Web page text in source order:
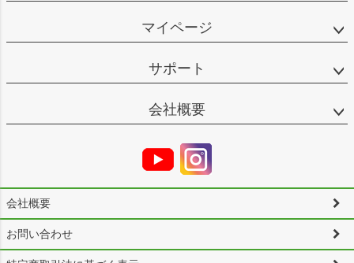
マイページ
サポート
会社概要
会社概要
お問い合わせ